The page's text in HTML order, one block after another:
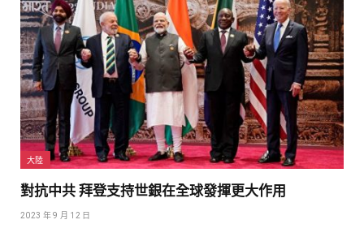
大陸
對抗中共 拜登支持世銀在全球發揮更大作用
2023 年 9 月 12 日